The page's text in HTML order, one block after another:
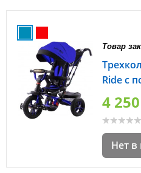
Товар
Ride с
4
Нет